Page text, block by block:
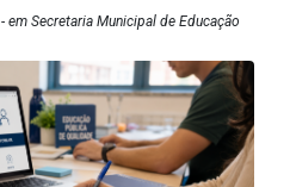
Secretaria Municipal de Educação